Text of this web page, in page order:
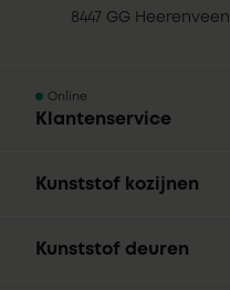
8447 GG Heerenveen
Online
Klantenservice
Kunststof kozijnen
Kunststof deuren